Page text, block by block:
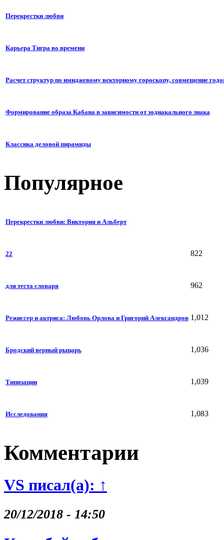
Перекрестки любви
Карьера Тигра во времени
Расчет структур по имиджевому векторному гороскопу, совмещение
Формирование образа Кабана в зависимости от зодиакального знака
Классика деловой пирамиды
Популярное
Перекрестки любви: Виктория и Альберт
22 822
для теста словаря 962
Режиссер и актриса: Любовь Орлова и Григорий Александров 1,012
Бродский верный рыцарь 1,036
Типизации 1,039
Исследования 1,083
Комментарии
VS писал(а): ↑
20/12/2018 - 14:50